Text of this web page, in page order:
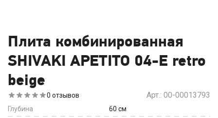
Плита комбинированная
SHIVAKI APETITO 04-E retro
beige
0 отзывов Арт.: 00-00013793
Глубина 60 см